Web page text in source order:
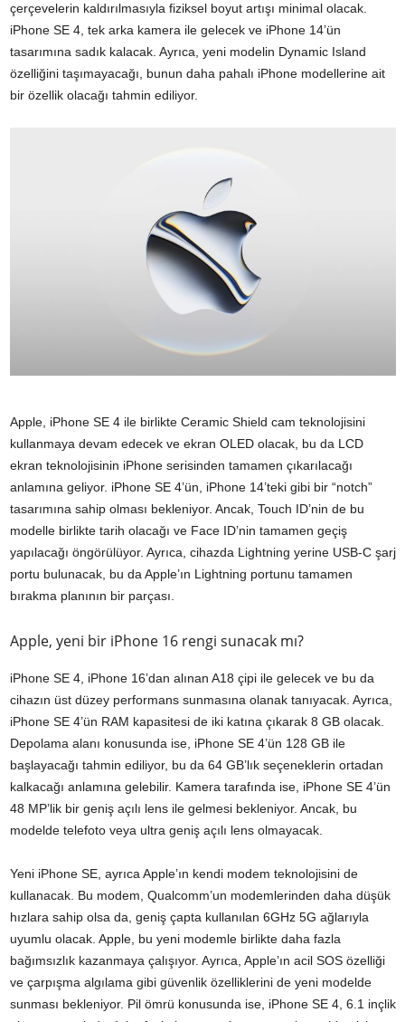
çerçevelerin kaldırılmasıyla fiziksel boyut artışı minimal olacak.
iPhone SE 4, tek arka kamera ile gelecek ve iPhone 14’ün
tasarımına sadık kalacak. Ayrıca, yeni modelin Dynamic Island
özelliğini taşımayacağı, bunun daha pahalı iPhone modellerine ait
bir özellik olacağı tahmin ediliyor.
Apple, iPhone SE 4 ile birlikte Ceramic Shield cam teknolojisini
kullanmaya devam edecek ve ekran OLED olacak, bu da LCD
ekran teknolojisinin iPhone serisinden tamamen çıkarılacağı
anlamına geliyor. iPhone SE 4’ün, iPhone 14’teki gibi bir “notch”
tasarımına sahip olması bekleniyor. Ancak, Touch ID’nin de bu
modelle birlikte tarih olacağı ve Face ID’nin tamamen geçiş
yapılacağı öngörülüyor. Ayrıca, cihazda Lightning yerine USB-C şarj
portu bulunacak, bu da Apple’ın Lightning portunu tamamen
bırakma planının bir parçası.
Apple, yeni bir iPhone 16 rengi sunacak mı?
iPhone SE 4, iPhone 16’dan alınan A18 çipi ile gelecek ve bu da
cihazın üst düzey performans sunmasına olanak tanıyacak. Ayrıca,
iPhone SE 4’ün RAM kapasitesi de iki katına çıkarak 8 GB olacak.
Depolama alanı konusunda ise, iPhone SE 4’ün 128 GB ile
başlayacağı tahmin ediliyor, bu da 64 GB’lık seçeneklerin ortadan
kalkacağı anlamına gelebilir. Kamera tarafında ise, iPhone SE 4’ün
48 MP’lik bir geniş açılı lens ile gelmesi bekleniyor. Ancak, bu
modelde telefoto veya ultra geniş açılı lens olmayacak.
Yeni iPhone SE, ayrıca Apple’ın kendi modem teknolojisini de
kullanacak. Bu modem, Qualcomm’un modemlerinden daha düşük
hızlara sahip olsa da, geniş çapta kullanılan 6GHz 5G ağlarıyla
uyumlu olacak. Apple, bu yeni modemle birlikte daha fazla
bağımsızlık kazanmaya çalışıyor. Ayrıca, Apple’ın acil SOS özelliği
ve çarpışma algılama gibi güvenlik özelliklerini de yeni modelde
sunması bekleniyor. Pil ömrü konusunda ise, iPhone SE 4, 6.1 inçlik